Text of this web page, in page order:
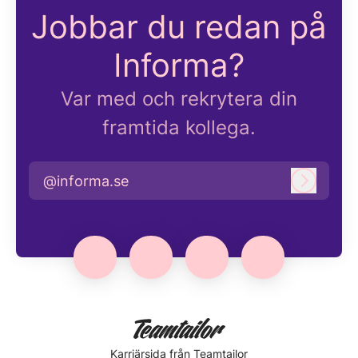
Jobbar du redan på
Informa?
Var med och rekrytera din
framtida kollega.
@informa.se Logga
Karriärsida från Teamtailor